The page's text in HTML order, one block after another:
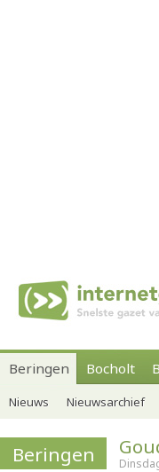
Beringen Bocholt
Nieuws Nieuwsarchief
Beringen